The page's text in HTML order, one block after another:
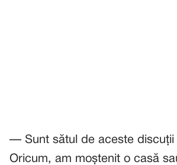
— Sunt sătul de aceste discuții
Oricum, am moștenit o casă